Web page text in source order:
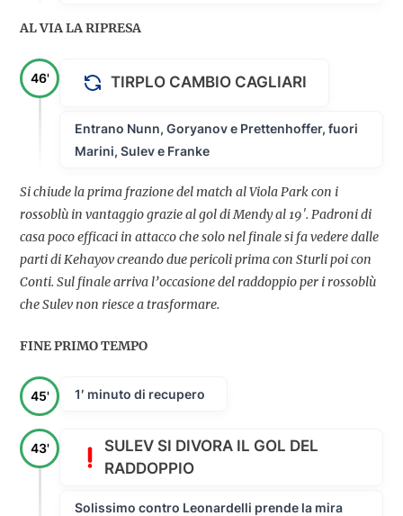
AL VIA LA RIPRESA
46' TIRPLO CAMBIO CAGLIARI
Entrano Nunn, Goryanov e Prettenhoffer, fuori
Marini, Sulev e Franke
Si chiude la prima frazione del match al Viola Park con i
rossoblù in vantaggio grazie al gol di Mendy al 19′. Padroni di
casa poco efficaci in attacco che solo nel finale si fa vedere dalle
parti di Kehayov creando due pericoli prima con Sturli poi con
Conti. Sul finale arriva l’occasione del raddoppio per i rossoblù
che Sulev non riesce a trasformare.
FINE PRIMO TEMPO
45' 1′ minuto di recupero
43'
SULEV SI DIVORA IL GOL DEL
RADDOPPIO
Solissimo contro Leonardelli prende la mira